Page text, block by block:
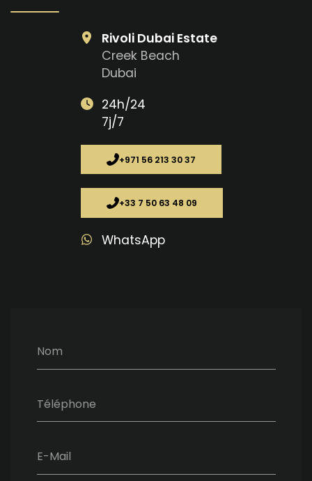
Nom
Téléphone
E-Mail
Rivoli Dubai Estate
Creek Beach
Dubai
24h/24
7j/7
+971 56 213 30 37
+33 7 50 63 48 09
WhatsApp